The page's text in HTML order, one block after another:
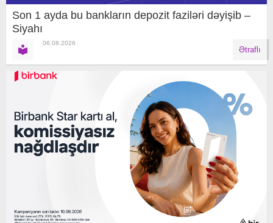
Son 1 ayda bu bankların depozit faziləri dəyişib –
Siyahı
06.08.2026
Ətraflı